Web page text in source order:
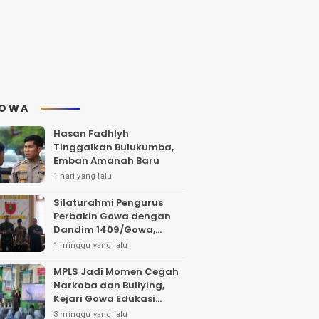
Hasan Fadhlyh
Tinggalkan Bulukumba,
Emban Amanah Baru
1 hari yang lalu
Silaturahmi Pengurus
Perbakin Gowa dengan
Dandim 1409/Gowa,
Bahas Pengembangan
Pembinaan Atlet
1 minggu yang lalu
MPLS Jadi Momen Cegah
Narkoba dan Bullying,
Kejari Gowa Edukasi
Pelajar Sejak Dini
3 minggu yang lalu